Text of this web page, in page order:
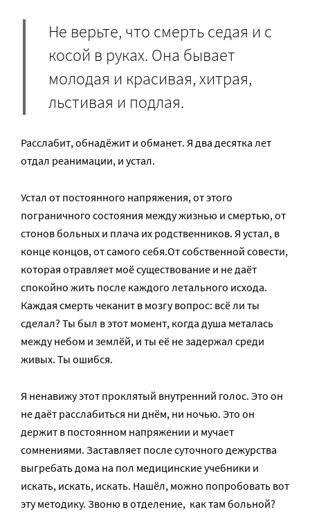
Не верьте, что смерть седая и с
косой в руках. Она бывает
молодая и красивая, хитрая,
льстивая и подлая.
Расслабит, обнадёжит и обманет. Я два десятка лет
отдал реанимации, и устал.
Устал от постоянного напряжения, от этого
пограничного состояния между жизнью и смертью, от
стонов больных и плача их родственников. Я устал, в
конце концов, от самого себя.От собственной совести,
которая отравляет моё существование и не даёт
спокойно жить после каждого летального исхода.
Каждая смерть чеканит в мозгу вопрос: всё ли ты
сделал? Ты был в этот момент, когда душа металась
между небом и землёй, и ты её не задержал среди
живых. Ты ошибся.
Я ненавижу этот проклятый внутренний голос. Это он
не даёт расслабиться ни днём, ни ночью. Это он
держит в постоянном напряжении и мучает
сомнениями. Заставляет после суточного дежурства
выгребать дома на пол медицинские учебники и
искать, искать, искать. Нашёл, можно попробовать вот
эту методику. Звоню в отделение, ­ как там больной?